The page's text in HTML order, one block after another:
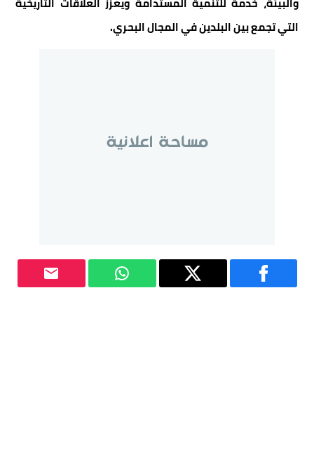
التي تجمع بين البلدين في المجال البحري.